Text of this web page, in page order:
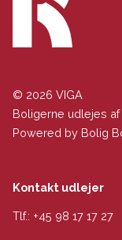
© 2026 VIGA
Boligerne udlejes af
Powered by Bolig
Kontakt udlejer
Tlf.: +45 98 17 17 27